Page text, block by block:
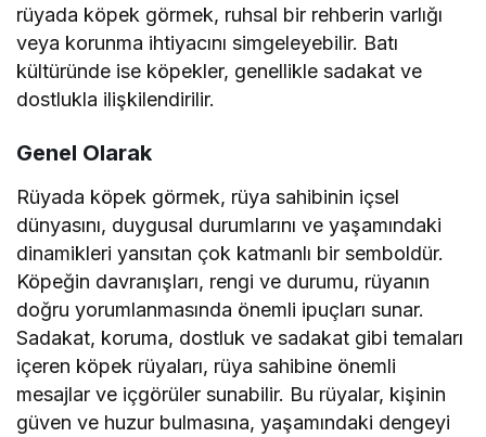
rüyada köpek görmek, ruhsal bir rehberin varlığı
veya korunma ihtiyacını simgeleyebilir. Batı
kültüründe ise köpekler, genellikle sadakat ve
dostlukla ilişkilendirilir.
Genel Olarak
Rüyada köpek görmek, rüya sahibinin içsel
dünyasını, duygusal durumlarını ve yaşamındaki
dinamikleri yansıtan çok katmanlı bir semboldür.
Köpeğin davranışları, rengi ve durumu, rüyanın
doğru yorumlanmasında önemli ipuçları sunar.
Sadakat, koruma, dostluk ve sadakat gibi temaları
içeren köpek rüyaları, rüya sahibine önemli
mesajlar ve içgörüler sunabilir. Bu rüyalar, kişinin
güven ve huzur bulmasına, yaşamındaki dengeyi